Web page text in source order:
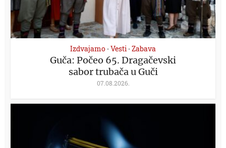
Izdvajamo • Vesti • Zabava
Guča: Počeo 65. Dragačevski
sabor trubača u Guči
07.08.2026.